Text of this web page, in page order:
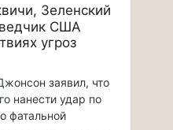
Зеленский
США
угроз
заявил, что
нанести удар по
фатальной